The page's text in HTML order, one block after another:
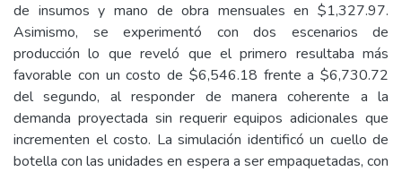
de insumos y mano de obra mensuales en $1,327.97.
Asimismo, se experimentó con dos escenarios de
producción lo que reveló que el primero resultaba más
favorable con un costo de $6,546.18 frente a $6,730.72
del segundo, al responder de manera coherente a la
demanda proyectada sin requerir equipos adicionales que
incrementen el costo. La simulación identificó un cuello de
botella con las unidades en espera a ser empaquetadas, con